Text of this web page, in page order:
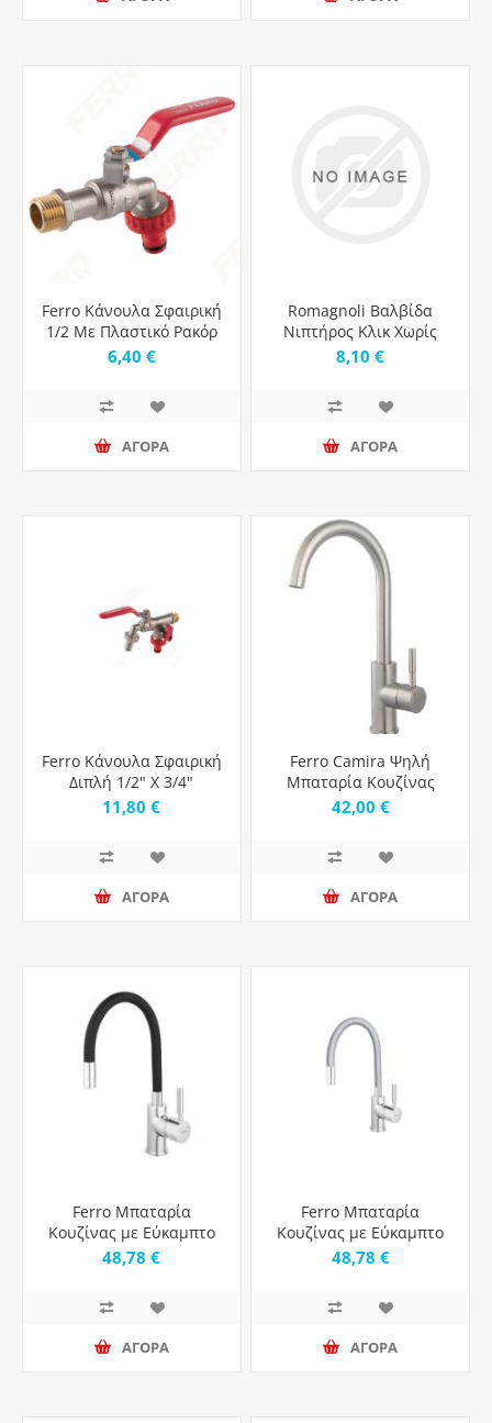
Ferro Κάνουλα Σφαιρική
1/2 Με Πλαστικό Ρακόρ
KCPN1
6,40 €
ΑΓΟΡΑ
Romagnoli Βαλβίδα
Νιπτήρος Κλικ Χωρίς
Υπερχείλιση με Μικρή
8,10 €
ΑΓΟΡΑ
Ferro Κάνουλα Σφαιρική
Διπλή 1/2" Χ 3/4"
11,80 €
ΑΓΟΡΑ
Ferro Camira Ψηλή
Μπαταρία Κουζίνας
Πάγκου Inox Ασημί
42,00 €
ΑΓΟΡΑ
Ferro Μπαταρία
Κουζίνας με Εύκαμπτο
Ρουξούνι Zumba Ferro
48,78 €
ΑΓΟΡΑ
Ferro Μπαταρία
Κουζίνας με Εύκαμπτο
Ρουξούνι Zumba Ferro
48,78 €
ΑΓΟΡΑ